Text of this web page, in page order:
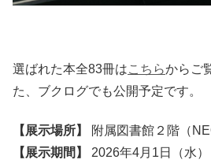
選ばれた本全83冊はこちらからご
た、ブクログでも公開予定です。
【展示場所】
附属図書館２階（
【展示期間】
2026年4月1日（水）